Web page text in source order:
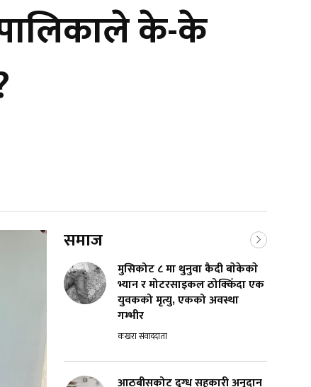
के-के
समाज
मुसिकोट ८ मा थुनुवा कैदी बाेकेकाे
भ्यान र मोटरसाइकल ठोक्किँदा एक
युवकको मृत्यु, एकको अवस्था
गम्भीर
कखरा संवाददाता
आठबीसकोट दुग्ध सहकारी अनुदान